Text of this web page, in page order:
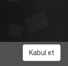
Kabul et